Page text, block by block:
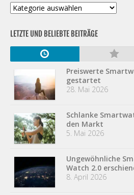
Kategorien
LETZTE UND BELIEBTE BEITRÄGE
Preiswerte
gestartet
28. Mai 2026
Schlanke
den Markt
5. Mai 2026
Ungewöhnliche
Watch 2.0
8. April 2026